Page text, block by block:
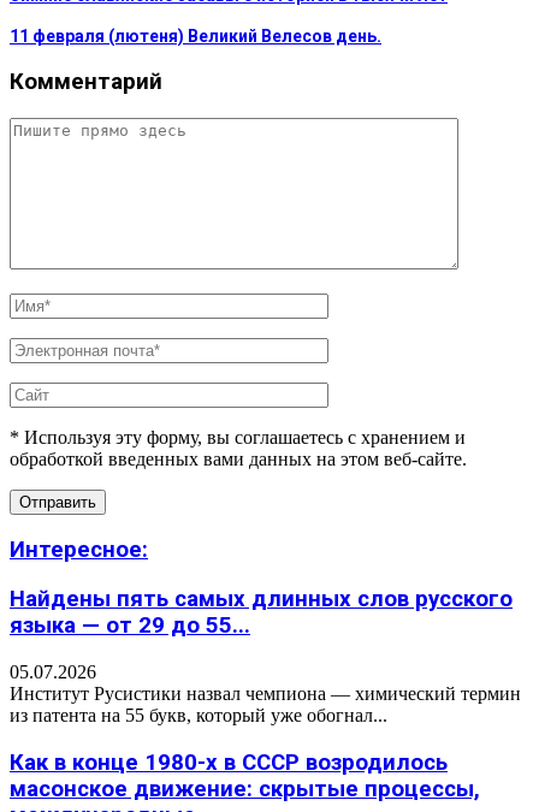
11 февраля (лютеня) Великий Велесов день.
Комментарий
* Используя эту форму, вы соглашаетесь с хранением и
обработкой введенных вами данных на этом веб-сайте.
Интересное:
Найдены пять самых длинных слов русского
языка — от 29 до 55...
05.07.2026
Институт Русистики назвал чемпиона — химический термин
из патента на 55 букв, который уже обогнал...
Как в конце 1980-х в СССР возродилось
масонское движение: скрытые процессы,